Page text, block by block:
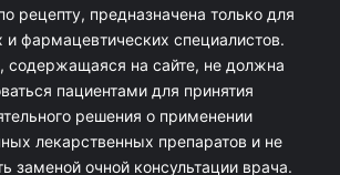
рецепту, предназначена только для
и фармацевтических специалистов.
на сайте, не должна
пациентами для принятия
решения о применении
лекарственных препаратов и не
заменой очной консультации врача.